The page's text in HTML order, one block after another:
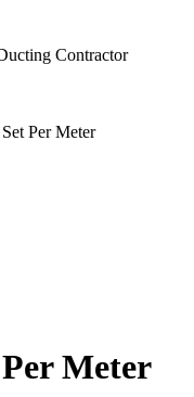
Contractor
Per Meter
Meter